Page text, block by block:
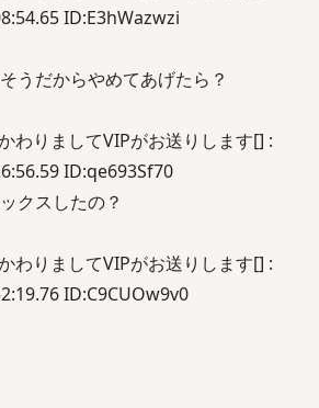
ID:E3hWazwzi
うだからやめてあげたら？
わりましてVIPがお送りします[] :
ID:qe693Sf70
クスしたの？
わりましてVIPがお送りします[] :
ID:C9CUOw9v0